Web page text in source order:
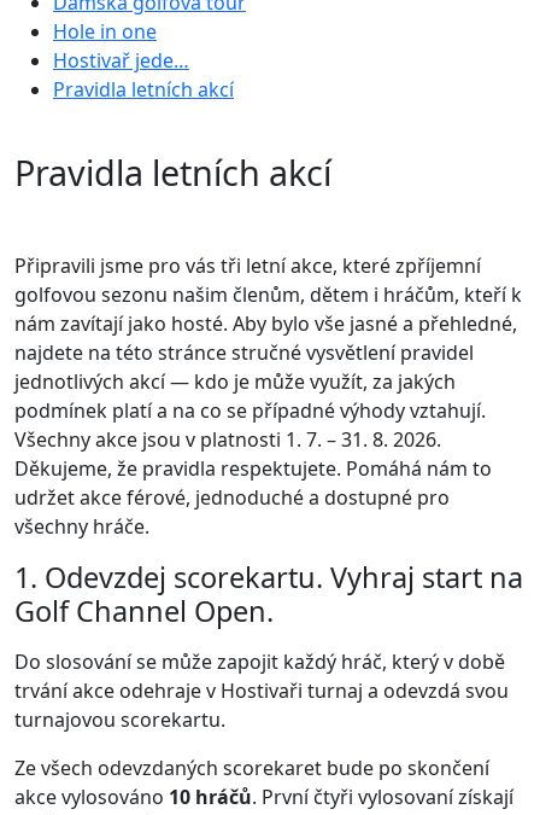
Hole in one
Hostivař jede…
Pravidla letních akcí
Pravidla letních akcí
Připravili jsme pro vás tři letní akce, které zpříjemní
golfovou sezonu našim členům, dětem i hráčům, kteří k
nám zavítají jako hosté. Aby bylo vše jasné a přehledné,
najdete na této stránce stručné vysvětlení pravidel
jednotlivých akcí — kdo je může využít, za jakých
podmínek platí a na co se případné výhody vztahují.
Všechny akce jsou v platnosti 1. 7. – 31. 8. 2026.
Děkujeme, že pravidla respektujete. Pomáhá nám to
udržet akce férové, jednoduché a dostupné pro
všechny hráče.
1. Odevzdej scorekartu. Vyhraj start na
Golf Channel Open.
Do slosování se může zapojit každý hráč, který v době
trvání akce odehraje v Hostivaři turnaj a odevzdá svou
turnajovou scorekartu.
Ze všech odevzdaných scorekaret bude po skončení
akce vylosováno 10 hráčů. První čtyři vylosovaní získají